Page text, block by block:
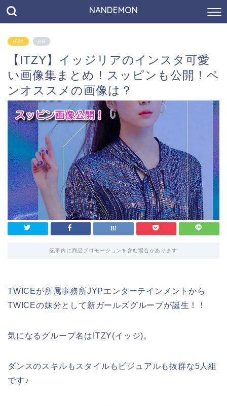
NANDEMON
ITZY PR
【ITZY】イッジリアのインスタ可愛
い画像集まとめ！スッピンも公開！ペ
ンオススメの画像は？
記事内に商品プロモーションを含む場合があります
TWICEが所属事務所JYPエンターテインメントから
TWICEの妹分として新ガールズグループが誕生！！
気になるグループ名はITZY(イッジ)。
ダンスのスキルもスタイルもビジュアルも抜群な5人組
です♪